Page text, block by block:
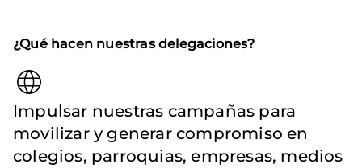
¿Qué hacen nuestras delegaciones?
Impulsar nuestras campañas para
movilizar y generar compromiso en
colegios, parroquias, empresas, medios